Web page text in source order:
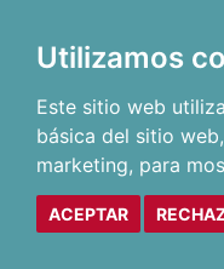
Utilizamos
Este sitio web
básica del sitio web,
marketing, para
ACEPTAR